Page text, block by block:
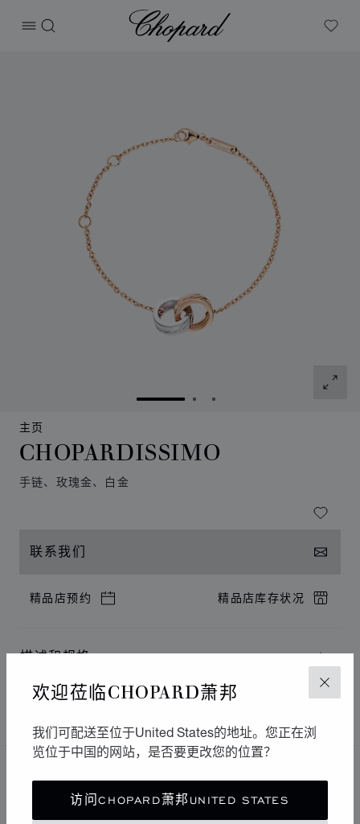
关闭
欢迎莅临CHOPARD萧邦
我们可配送至位于United States的地址。您正在浏
览位于中国的网站，是否要更改您的位置？
访问CHOPARD萧邦UNITED STATES
打开菜单
搜索
Chopard
My
转到幻灯片 1转到幻灯片 2
转到幻灯片 3
主页
CHOPARDISSIMO
手链、玫瑰金、白金
联系我们
精品店预约 精品店库存状况
描述和规格